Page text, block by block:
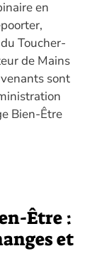
en
Toucher-
de Mains
sont
Bien-Être
Être :
et